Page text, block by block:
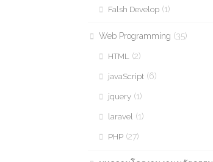
Falsh Develop (1)
Web Programming (35)
HTML (2)
javaScript (6)
jquery (1)
laravel (1)
PHP (27)